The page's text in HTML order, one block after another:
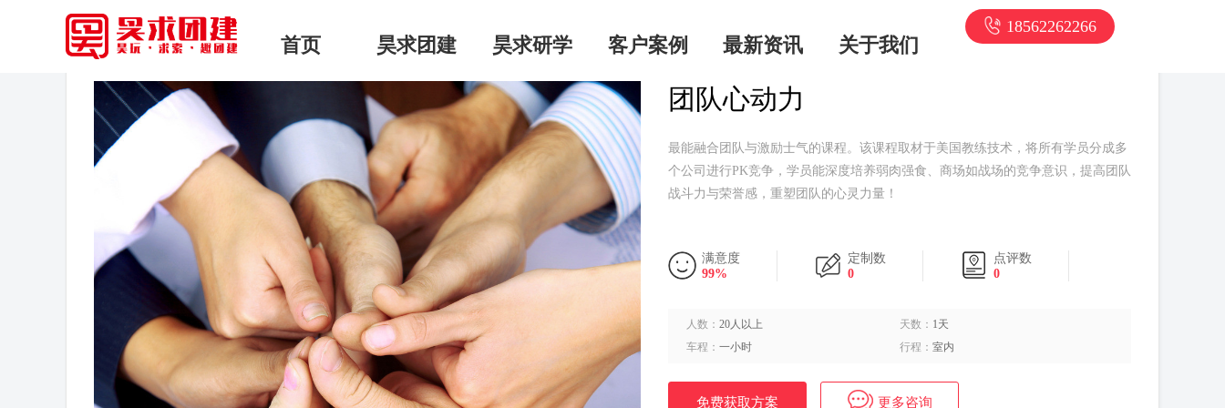
首页 昊求团建 昊求研学 客户案例 最新资讯 关于我们
18562262266
首页> 昊求团建 > 正文
团队心动力
最能融合团队与激励士气的课程。该课程取材于美国教练技术，将所有学员分成多
个公司进行PK竞争，学员能深度培养弱肉强食、商场如战场的竞争意识，提高团队
战斗力与荣誉感，重塑团队的心灵力量！
满意度
99%
定制数
0
点评数
0
人数： 20人以上 天数： 1天
车程： 一小时 行程： 室内
免费获取方案 更多咨询